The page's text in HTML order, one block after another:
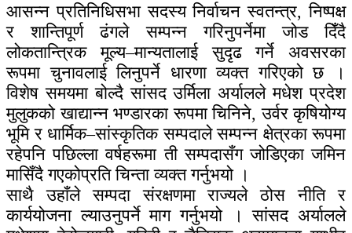
आसन्न प्रतिनिधिसभा सदस्य निर्वाचन स्वतन्त्र, निष्पक्ष
र शान्तिपूर्ण ढंगले सम्पन्न गरिनुपर्नेमा जोड दिँदै
लोकतान्त्रिक मूल्य–मान्यतालाई सुदृढ गर्ने अवसरका
रूपमा चुनावलाई लिनुपर्ने धारणा व्यक्त गरिएको छ ।
विशेष समयमा बोल्दै सांसद उर्मिला अर्यालले मधेश प्रदेश
मुलुकको खाद्यान्न भण्डारका रूपमा चिनिने, उर्वर कृषियोग्य
भूमि र धार्मिक–सांस्कृतिक सम्पदाले सम्पन्न क्षेत्रका रूपमा
रहेपनि पछिल्ला वर्षहरूमा ती सम्पदासँग जोडिएका जमिन
मासिँदै गएकोप्रति चिन्ता व्यक्त गर्नुभयो ।
साथै उहाँले सम्पदा संरक्षणमा राज्यले ठोस नीति र
कार्ययोजना ल्याउनुपर्ने माग गर्नुभयो । सांसद अर्यालले